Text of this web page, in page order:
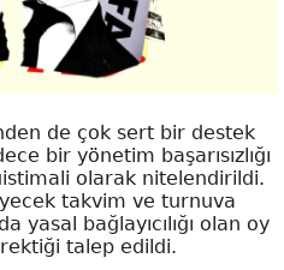
de çok sert bir destek
bir yönetim başarısızlığı
olarak nitelendirildi.
takvim ve turnuva
yasal bağlayıcılığı olan oy
talep edildi.